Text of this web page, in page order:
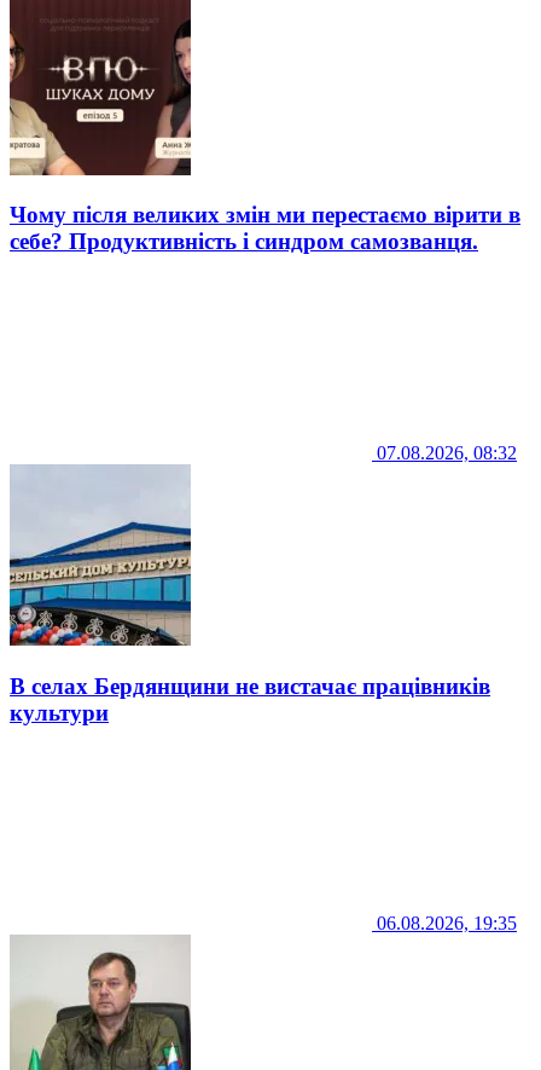
Чому після великих змін ми перестаємо вірити в
себе? Продуктивність і синдром самозванця.
07.08.2026, 08:32
В селах Бердянщини не вистачає працівників
культури
06.08.2026, 19:35